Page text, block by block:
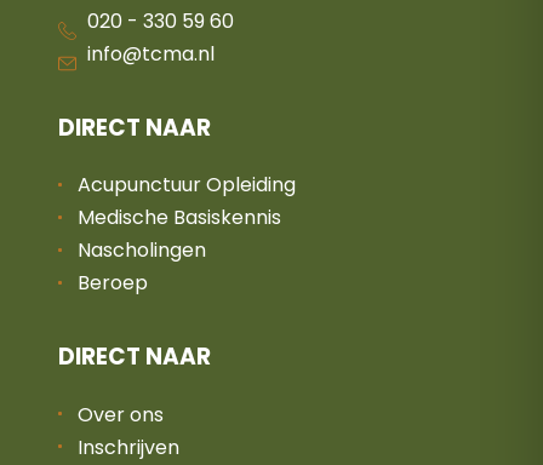
020 - 330 59 60
info@tcma.nl
DIRECT NAAR
Acupunctuur Opleiding
Medische Basiskennis
Nascholingen
Beroep
DIRECT NAAR
Over ons
Inschrijven